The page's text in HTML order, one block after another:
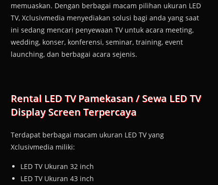
memuaskan. Dengan berbagai macam pilihan ukuran LED
TV, Xclusivmedia menyediakan solusi bagi anda yang saat
ini sedang mencari penyewaan TV untuk acara meeting,
wedding, konser, konferensi, seminar, training, event
launching, dan berbagai acara sejenis.
Rental LED TV Pamekasan / Sewa LED TV
Display Screen Terpercaya
Terdapat berbagai macam ukuran LED TV yang
Xclusivmedia miliki:
LED TV Ukuran 32 inch
LED TV Ukuran 43 inch